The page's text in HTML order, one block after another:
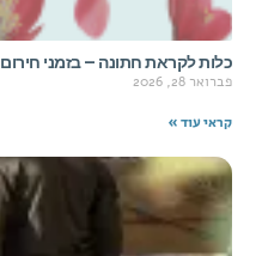
כלות לקראת חתונה – בזמני חירום
פברואר 28, 2026
קראי עוד »